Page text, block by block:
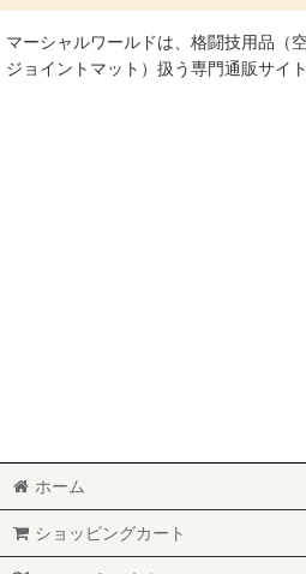
空手
レスリング
RUGBY
MARTIAL WORLD
マーシャルワールドは、格闘技用品（
ジョイントマット）扱う専門通販サイ
ホーム
ショッピングカート